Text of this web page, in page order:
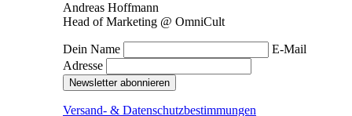
Andreas Hoffmann
Head of Marketing @ OmniCult
Dein Name
E-Mail
Adresse
Newsletter abonnieren
Versand- & Datenschutzbestimmungen